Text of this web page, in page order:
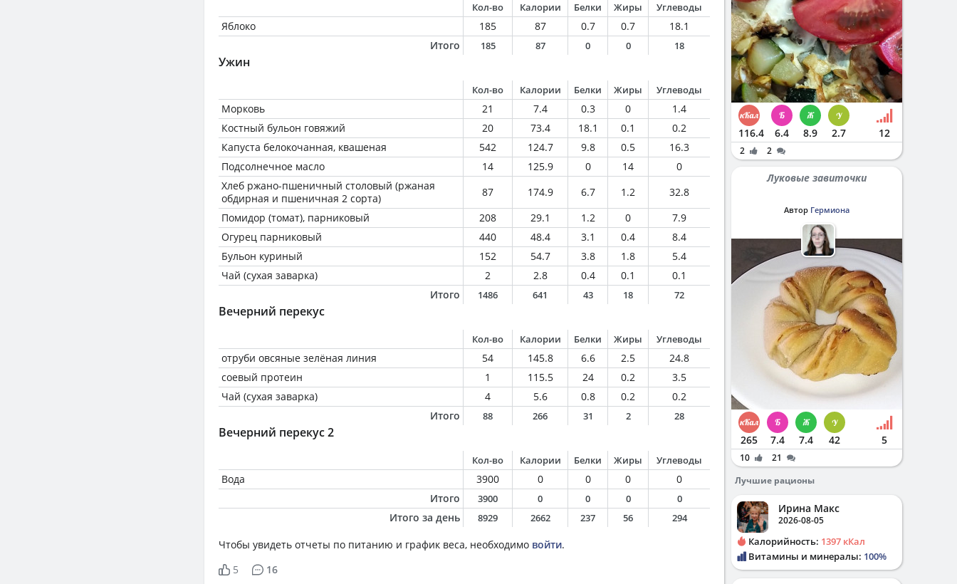
Кол-во Калории Белки Жиры Углеводы
Яблоко 185 87 0.7 0.7
18.1
Итого
185 87 0 0 18
Ужин
Кол-во Калории Белки Жиры Углеводы
Морковь 21 7.4 0.3 0
1.4
Костный бульон говяжий
20 73.4 18.1 0.1
0.2
Капуста белокочанная, квашеная
542 124.7 9.8 0.5
16.3
Подсолнечное масло
14 125.9 0 14
0
Хлеб ржано-пшеничный столовый (ржаная
обдирная и пшеничная 2 сорта)
87 174.9 6.7 1.2
32.8
Помидор (томат), парниковый
208 29.1 1.2 0
7.9
Огурец парниковый
440 48.4 3.1 0.4
8.4
Бульон куриный
152 54.7 3.8 1.8
5.4
Чай (сухая заварка)
2 2.8 0.4 0.1
0.1
Итого
1486 641 43 18 72
Вечерний перекус
Кол-во Калории Белки Жиры Углеводы
отруби овсяные зелёная линия 54 145.8 6.6 2.5
24.8
соевый протеин
1 115.5 24 0.2
3.5
Чай (сухая заварка)
4 5.6 0.8 0.2
0.2
Итого
88 266 31 2 28
Вечерний перекус 2
Кол-во Калории Белки Жиры Углеводы
Вода 3900 0 0 0
0
Итого
3900 0 0 0 0
Итого за день 8929 2662 237 56 294
Чтобы увидеть отчеты по питанию и график веса, необходимо войти.
5
16
116.4 6.4 8.9 2.7 12
2 2
Луковые завиточки
Автор Гермиона
265 7.4 7.4 42 5
10
21
Лучшие рационы
Ирина Макс
2026-08-05
Калорийность: 1397 кКал
Витамины и минералы: 100%